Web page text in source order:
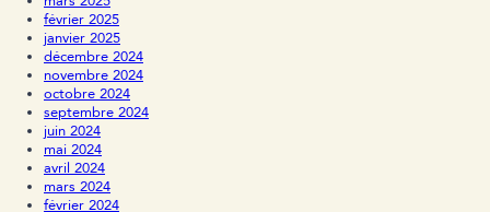
février 2025
janvier 2025
décembre 2024
novembre 2024
octobre 2024
septembre 2024
juin 2024
mai 2024
avril 2024
mars 2024
février 2024